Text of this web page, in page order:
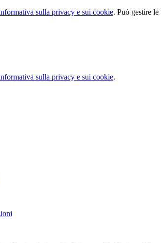
sulla privacy e sui cookie. Può gestire le
sulla privacy e sui cookie.